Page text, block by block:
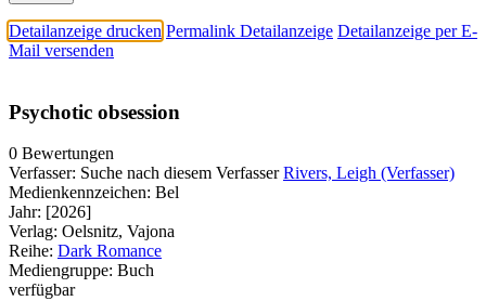
Detailanzeige drucken Permalink Detailanzeige Detailanzeige per E-
Mail versenden
Psychotic obsession
0 Bewertungen
Verfasser: Suche nach diesem Verfasser Rivers, Leigh (Verfasser)
Medienkennzeichen: Bel
Jahr: [2026]
Verlag: Oelsnitz, Vajona
Reihe: Dark Romance
Mediengruppe: Buch
verfügbar